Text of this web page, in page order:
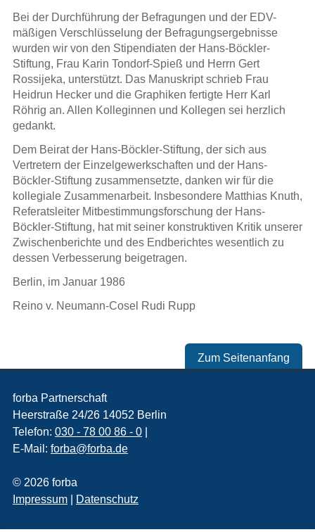
Bei der Durchführung der Befragungen und der EDV-
mäßigen Verschlüsselung der Befragungsergebnisse
wurden wir von den Stipendiaten der Hans-Böckler-
Stiftung, Frau Karin Tondorf-Spieß und Herrn Gert
Rossijeka, unterstützt. Das Manuskript schrieb Frau
Heidrun Hecker und die Graphiken fertigte Herr Karl
Röhrig an. Allen Kolleginnen und Kollegen sei herzlich
gedankt.
Dem Beirat der Hans-Böckler-Stiftung, der sich aus
Vertretern der Einzelgewerkschaften und der Hans-
Böckler-Stiftung zusammensetzte, danken wir für die
kollegiale Zusammenarbeit. Insbesondere Matthias Knuth,
Referatsleiter Mitbestimmungsforschung der Hans-
Böckler-Stiftung, hat mit seiner konstruktiven Kritik unserer
Zwischenberichte und des Endberichtes wesentlich zu
dessen Verbesserung beigetragen.
Berlin, im Januar 1986
Reino v. Neumann-Cosel Rudi Rupp
Zum Seitenanfang
forba Partnerschaft
Heerstraße 24/26 14052 Berlin
Telefon: 030 - 78 00 86 - 0
E-Mail: forba@forba.de
© 2026 forba
Impressum
Datenschutz